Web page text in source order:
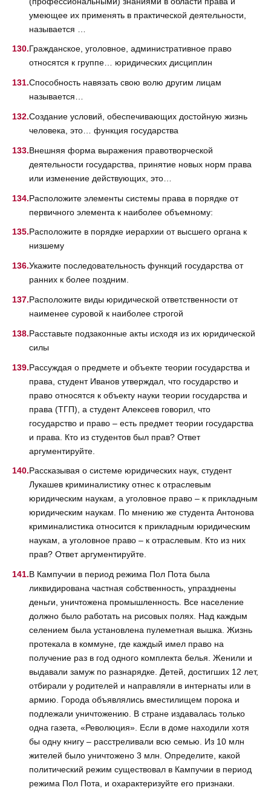
умеющее их применять в практической деятельности,
называется …
Гражданское, уголовное, административное право
относятся к группе… юридических дисциплин
Способность навязать свою волю другим лицам
называется…
Создание условий, обеспечивающих достойную жизнь
человека, это… функция государства
Внешняя форма выражения правотворческой
деятельности государства, принятие новых норм права
или изменение действующих, это…
Расположите элементы системы права в порядке от
первичного элемента к наиболее объемному:
Расположите в порядке иерархии от высшего органа к
низшему
Укажите последовательность функций государства от
ранних к более поздним.
Расположите виды юридической ответственности от
наименее суровой к наиболее строгой
Расставьте подзаконные акты исходя из их юридической
силы
Рассуждая о предмете и объекте теории государства и
права, студент Иванов утверждал, что государство и
право относятся к объекту науки теории государства и
права (ТГП), а студент Алексеев говорил, что
государство и право – есть предмет теории государства
и права. Кто из студентов был прав? Ответ
аргументируйте.
Рассказывая о системе юридических наук, студент
Лукашев криминалистику отнес к отраслевым
юридическим наукам, а уголовное право – к прикладным
юридическим наукам. По мнению же студента Антонова
криминалистика относится к прикладным юридическим
наукам, а уголовное право – к отраслевым. Кто из них
прав? Ответ аргументируйте.
В Кампучии в период режима Пол Пота была
ликвидирована частная собственность, упразднены
деньги, уничтожена промышленность. Все население
должно было работать на рисовых полях. Над каждым
селением была установлена пулеметная вышка. Жизнь
протекала в коммуне, где каждый имел право на
получение раз в год одного комплекта белья. Женили и
выдавали замуж по разнарядке. Детей, достигших 12 лет,
отбирали у родителей и направляли в интернаты или в
армию. Города объявлялись вместилищем порока и
подлежали уничтожению. В стране издавалась только
одна газета, «Революция». Если в доме находили хотя
бы одну книгу – расстреливали всю семью. Из 10 млн
жителей было уничтожено 3 млн. Определите, какой
политический режим существовал в Кампучии в период
режима Пол Пота, и охарактеризуйте его признаки.